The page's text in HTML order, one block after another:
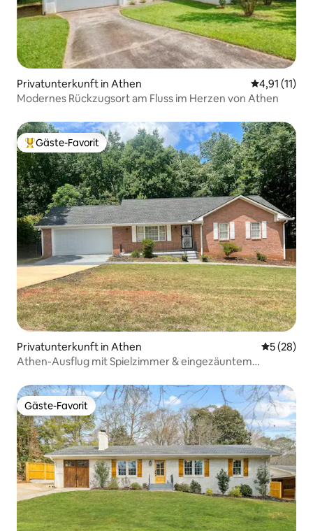
Privatunterkunft in Athen
4,91 (11)
Modernes Rückzugsort am Fluss im Herzen von Athen
Beliebter Gäste-Favorit.
Gäste-Favorit
Privatunterkunft in Athen
5 (28)
Athen-Ausflug mit Spielzimmer & eingezäuntem
Gäste-Favorit
Gäste-Favorit